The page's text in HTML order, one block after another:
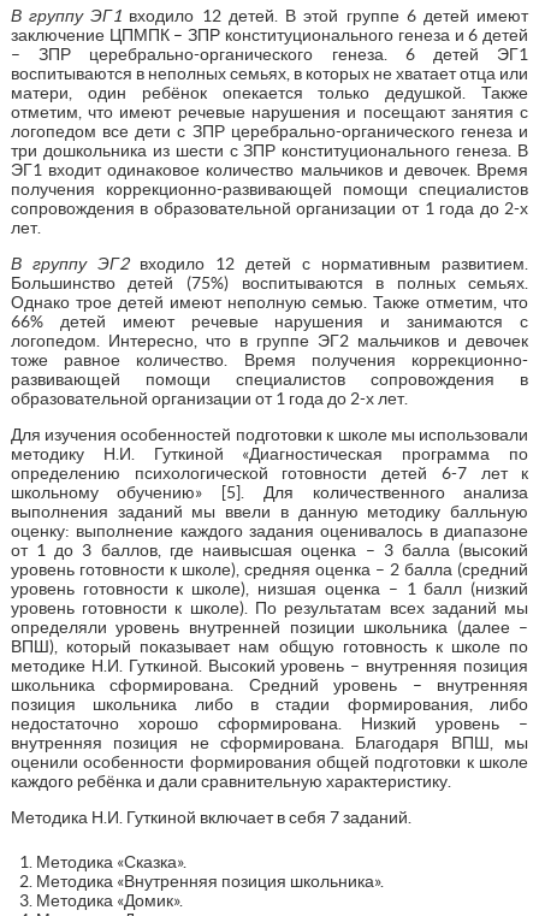
В группу ЭГ1 входило 12 детей. В этой группе 6 детей имеют
заключение ЦПМПК – ЗПР конституционального генеза и 6 детей
– ЗПР церебрально-органического генеза. 6 детей ЭГ1
воспитываются в неполных семьях, в которых не хватает отца или
матери, один ребёнок опекается только дедушкой. Также
отметим, что имеют речевые нарушения и посещают занятия с
логопедом все дети с ЗПР церебрально-органического генеза и
три дошкольника из шести с ЗПР конституционального генеза. В
ЭГ1 входит одинаковое количество мальчиков и девочек. Время
получения коррекционно-развивающей помощи специалистов
сопровождения в образовательной организации от 1 года до 2-х
лет.
В группу ЭГ2 входило 12 детей с нормативным развитием.
Большинство детей (75%) воспитываются в полных семьях.
Однако трое детей имеют неполную семью. Также отметим, что
66% детей имеют речевые нарушения и занимаются с
логопедом. Интересно, что в группе ЭГ2 мальчиков и девочек
тоже равное количество. Время получения коррекционно-
развивающей помощи специалистов сопровождения в
образовательной организации от 1 года до 2-х лет.
Для изучения особенностей подготовки к школе мы использовали
методику Н.И. Гуткиной «Диагностическая программа по
определению психологической готовности детей 6-7 лет к
школьному обучению» [5]. Для количественного анализа
выполнения заданий мы ввели в данную методику балльную
оценку: выполнение каждого задания оценивалось в диапазоне
от 1 до 3 баллов, где наивысшая оценка – 3 балла (высокий
уровень готовности к школе), средняя оценка – 2 балла (средний
уровень готовности к школе), низшая оценка – 1 балл (низкий
уровень готовности к школе). По результатам всех заданий мы
определяли уровень внутренней позиции школьника (далее –
ВПШ), который показывает нам общую готовность к школе по
методике Н.И. Гуткиной. Высокий уровень – внутренняя позиция
школьника сформирована. Средний уровень – внутренняя
позиция школьника либо в стадии формирования, либо
недостаточно хорошо сформирована. Низкий уровень –
внутренняя позиция не сформирована. Благодаря ВПШ, мы
оценили особенности формирования общей подготовки к школе
каждого ребёнка и дали сравнительную характеристику.
Методика Н.И. Гуткиной включает в себя 7 заданий.
Методика «Сказка».
Методика «Внутренняя позиция школьника».
Методика «Домик».